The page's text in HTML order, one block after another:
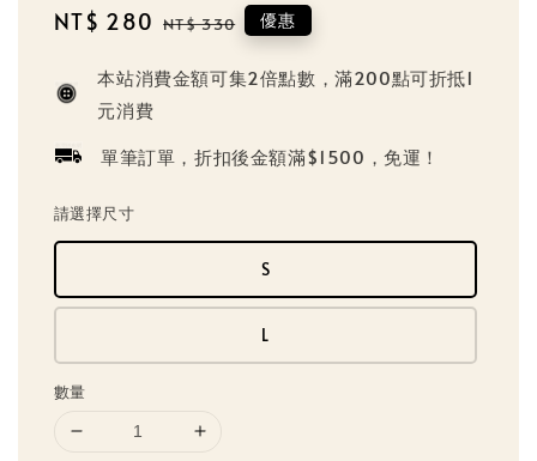
Sale
NT$ 280 Regular
NT$ 330 優惠
本站消費金額可集2倍點數，滿200點可折抵1
元消費
單筆訂單，折扣後金額滿$1500，免運！
請選擇尺寸
S
L
數量